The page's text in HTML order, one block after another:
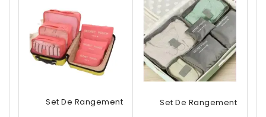
Set De Rangement De ValiseSet De Rangement De